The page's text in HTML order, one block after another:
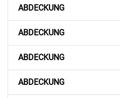
ABDECKUNG
ABDECKUNG
ABDECKUNG
ABDECKUNG